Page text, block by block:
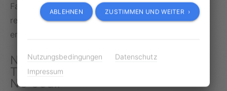
Fahrsimulatoren geplant. Die dafür notwendigen
rechtlichen Änderungen sollen bis Mitte 2026
erarbeitet werden.
Next Generation eCall: neue
Typgenehmigungen nur noch mit
NG eCall
ABLEHNEN ZUSTIMMEN UND WEITER ›
Nutzungsbedingungen
Datenschutz
Impressum